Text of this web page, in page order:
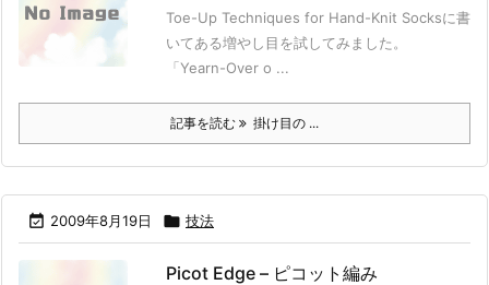
検索
Toe-Up Techniques for Hand-Knit Socksに書
いてある増やし目を試してみました。
「Yearn-Over o ...
記事を読む 掛け目の ...
 2009年8月19日  技法
Picot Edge – ピコット編み